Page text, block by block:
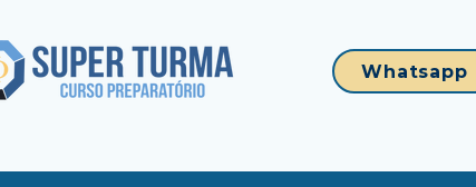
Whatsapp